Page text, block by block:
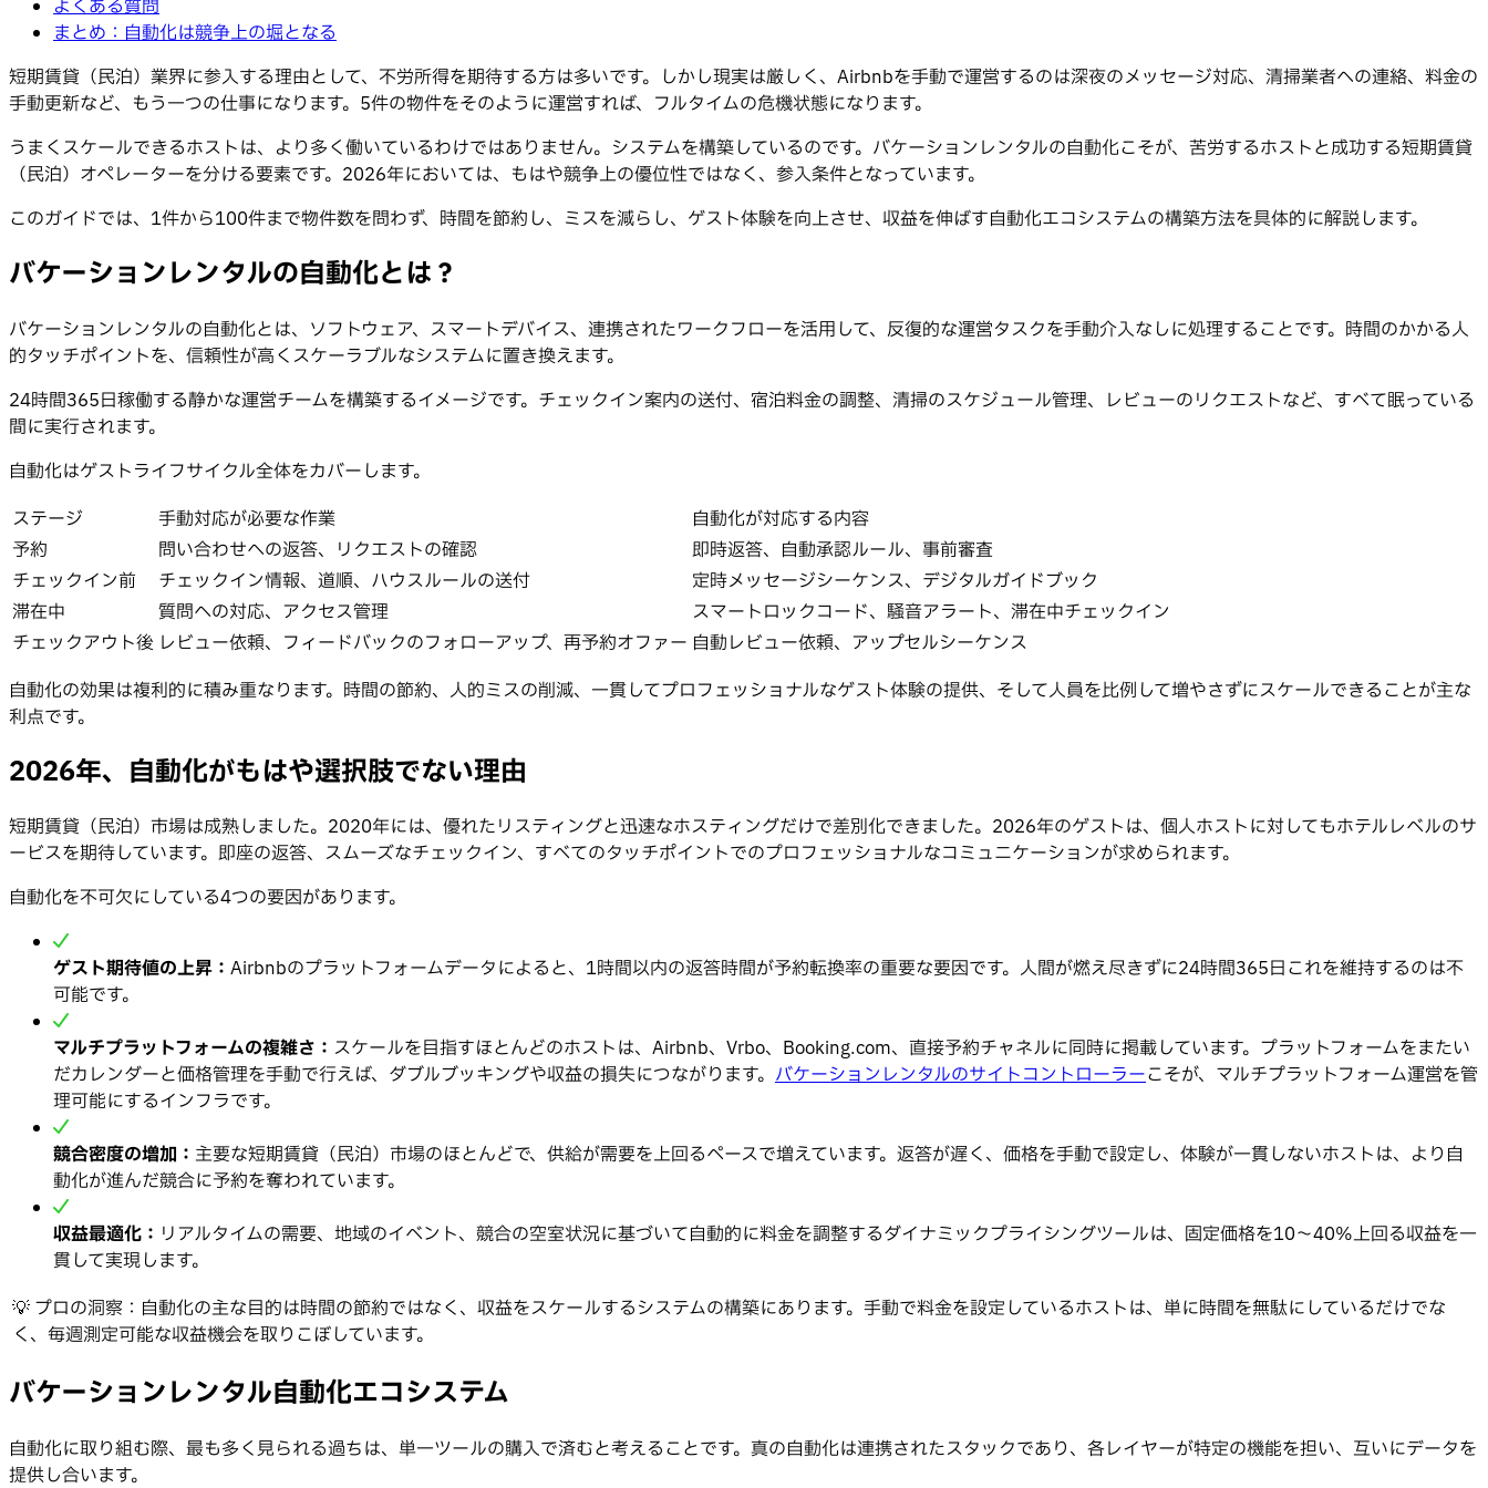
よくある質問
まとめ：自動化は競争上の堀となる
短期賃貸（民泊）業界に参入する理由として、不労所得を期待する方は多いです。しかし現実は厳しく、Airbnbを手動で運営するのは深夜のメッセージ対応、清掃業者への連絡、料金の
手動更新など、もう一つの仕事になります。5件の物件をそのように運営すれば、フルタイムの危機状態になります。
うまくスケールできるホストは、より多く働いているわけではありません。システムを構築しているのです。バケーションレンタルの自動化こそが、苦労するホストと成功する短期賃貸
（民泊）オペレーターを分ける要素です。2026年においては、もはや競争上の優位性ではなく、参入条件となっています。
このガイドでは、1件から100件まで物件数を問わず、時間を節約し、ミスを減らし、ゲスト体験を向上させ、収益を伸ばす自動化エコシステムの構築方法を具体的に解説します。
バケーションレンタルの自動化とは？
バケーションレンタルの自動化とは、ソフトウェア、スマートデバイス、連携されたワークフローを活用して、反復的な運営タスクを手動介入なしに処理することです。時間のかかる人
的タッチポイントを、信頼性が高くスケーラブルなシステムに置き換えます。
24時間365日稼働する静かな運営チームを構築するイメージです。チェックイン案内の送付、宿泊料金の調整、清掃のスケジュール管理、レビューのリクエストなど、すべて眠っている
間に実行されます。
自動化はゲストライフサイクル全体をカバーします。
ステージ
手動対応が必要な作業
自動化が対応する内容
予約
問い合わせへの返答、リクエストの確認
即時返答、自動承認ルール、事前審査
チェックイン前
チェックイン情報、道順、ハウスルールの送付
定時メッセージシーケンス、デジタルガイドブック
滞在中
質問への対応、アクセス管理
スマートロックコード、騒音アラート、滞在中チェックイン
チェックアウト後 レビュー依頼、フィードバックのフォローアップ、再予約オファー 自動レビュー依頼、アップセルシーケンス
自動化の効果は複利的に積み重なります。時間の節約、人的ミスの削減、一貫してプロフェッショナルなゲスト体験の提供、そして人員を比例して増やさずにスケールできることが主な
利点です。
2026年、自動化がもはや選択肢でない理由
短期賃貸（民泊）市場は成熟しました。2020年には、優れたリスティングと迅速なホスティングだけで差別化できました。2026年のゲストは、個人ホストに対してもホテルレベルのサ
ービスを期待しています。即座の返答、スムーズなチェックイン、すべてのタッチポイントでのプロフェッショナルなコミュニケーションが求められます。
自動化を不可欠にしている4つの要因があります。
ゲスト期待値の上昇： Airbnbのプラットフォームデータによると、1時間以内の返答時間が予約転換率の重要な要因です。人間が燃え尽きずに24時間365日これを維持するのは不
可能です。
マルチプラットフォームの複雑さ： スケールを目指すほとんどのホストは、Airbnb、Vrbo、Booking.com、直接予約チャネルに同時に掲載しています。プラットフォームをまたい
だカレンダーと価格管理を手動で行えば、ダブルブッキングや収益の損失につながります。 バケーションレンタルのサイトコントローラーこそが、マルチプラットフォーム運営を管
理可能にするインフラです。
競合密度の増加： 主要な短期賃貸（民泊）市場のほとんどで、供給が需要を上回るペースで増えています。返答が遅く、価格を手動で設定し、体験が一貫しないホストは、より自
動化が進んだ競合に予約を奪われています。
収益最適化： リアルタイムの需要、地域のイベント、競合の空室状況に基づいて自動的に料金を調整するダイナミックプライシングツールは、固定価格を10〜40%上回る収益を一
貫して実現します。
💡 プロの洞察：自動化の主な目的は時間の節約ではなく、収益をスケールするシステムの構築にあります。手動で料金を設定しているホストは、単に時間を無駄にしているだけでな
く、毎週測定可能な収益機会を取りこぼしています。
バケーションレンタル自動化エコシステム
自動化に取り組む際、最も多く見られる過ちは、単一ツールの購入で済むと考えることです。真の自動化は連携されたスタックであり、各レイヤーが特定の機能を担い、互いにデータを
提供し合います。